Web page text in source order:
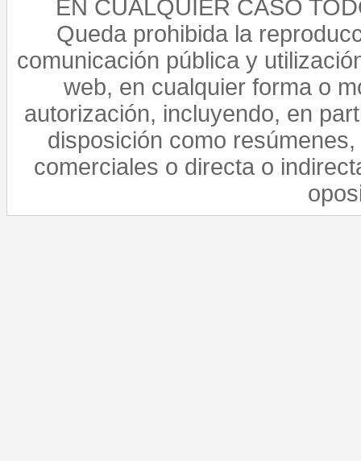
EN CUALQUIER CASO
Queda prohibida la
comunicación pública y
web, en cualquier forma o
autorización, incluyendo, en
disposición como
comerciales o directa o